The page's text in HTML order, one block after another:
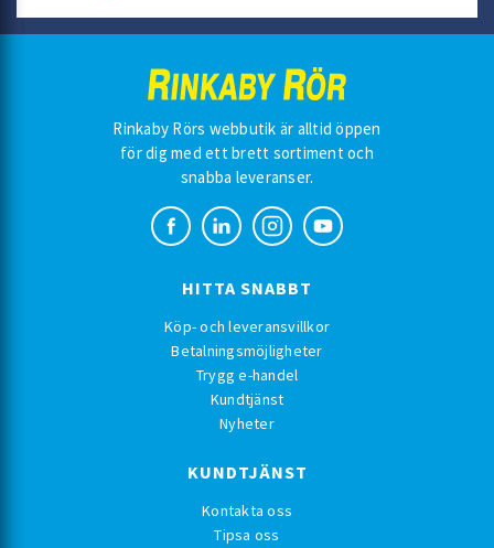
Rinkaby Rörs webbutik är alltid öppen
för dig med ett brett sortiment och
snabba leveranser.
HITTA SNABBT
Köp- och leveransvillkor
Betalningsmöjligheter
Trygg e-handel
Kundtjänst
Nyheter
KUNDTJÄNST
Kontakta oss
Tipsa oss